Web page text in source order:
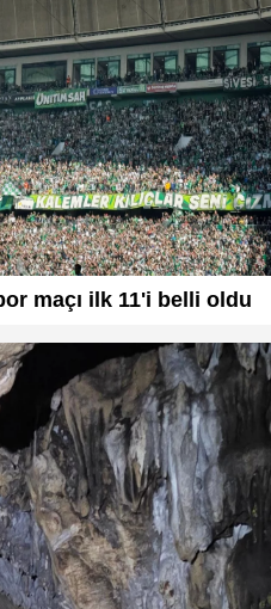
maçı ilk 11'i belli oldu